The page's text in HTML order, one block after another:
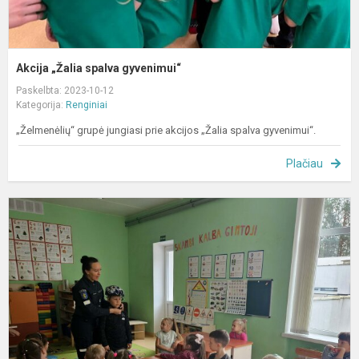
Akcija „Žalia spalva gyvenimui“
Paskelbta: 2023-10-12
Kategorija: Renginiai
„Želmenėlių“ grupė jungiasi prie akcijos „Žalia spalva gyvenimui“.
Plačiau